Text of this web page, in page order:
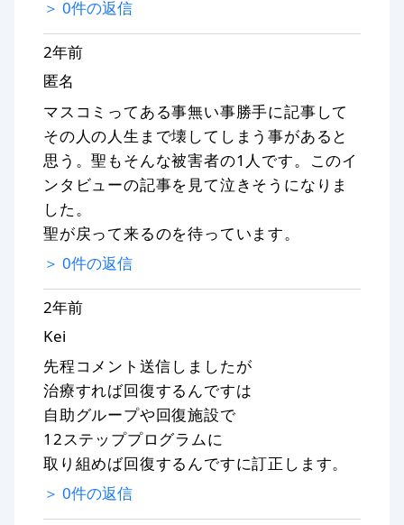
＞ 0件の返信
2年前
匿名
マスコミってある事無い事勝手に記事して
その人の人生まで壊してしまう事があると
思う。聖もそんな被害者の1人です。このイ
ンタビューの記事を見て泣きそうになりま
した。
聖が戻って来るのを待っています。
＞ 0件の返信
2年前
Kei
先程コメント送信しましたが
治療すれば回復するんですは
自助グループや回復施設で
12ステッププログラムに
取り組めば回復するんですに訂正します。
＞ 0件の返信